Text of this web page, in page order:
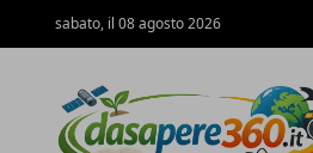
sabato, il 08 agosto 2026